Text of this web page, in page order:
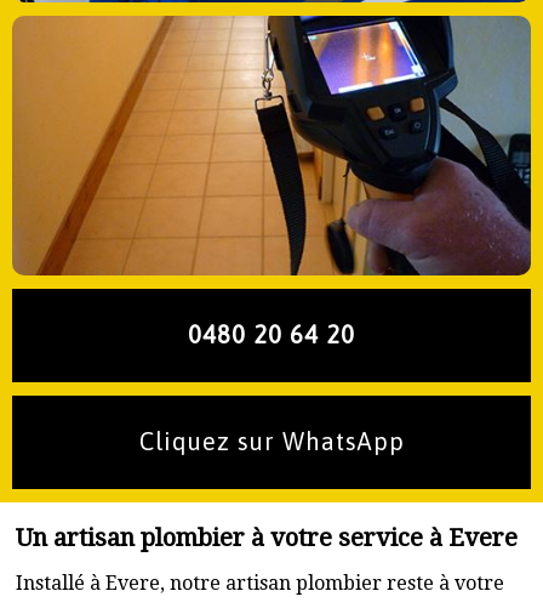
0480 20 64 20
Cliquez sur WhatsApp
Un artisan plombier à votre service à Evere
Installé à Evere, notre artisan plombier reste à votre